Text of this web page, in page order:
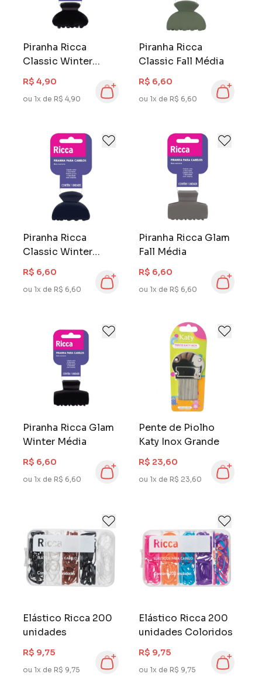
Piranha Ricca
Classic Winter
Pequena
R$ 4,90
ou 1x de R$ 4,90
Piranha Ricca
Classic Fall Média
R$ 6,60
ou 1x de R$ 6,60
Piranha Ricca
Classic Winter
Média
R$ 6,60
ou 1x de R$ 6,60
Piranha Ricca Glam
Fall Média
R$ 6,60
ou 1x de R$ 6,60
Piranha Ricca Glam
Winter Média
R$ 6,60
ou 1x de R$ 6,60
Pente de Piolho
Katy Inox Grande
R$ 23,60
ou 1x de R$ 23,60
Elástico Ricca 200
unidades
R$ 9,75
ou 1x de R$ 9,75
Elástico Ricca 200
unidades Coloridos
R$ 9,75
ou 1x de R$ 9,75